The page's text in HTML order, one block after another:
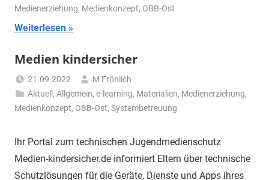
Medienerziehung, Medienkonzept, OBB-Ost
Weiterlesen
Medien kindersicher
21.09.2022
M Fröhlich
Aktuell ,Allgemein,e-learning, Materialien, Medienerziehung,
Medienkonzept, OBB-Ost, Systembetreuung
Ihr Portal zum technischen Jugendmedienschutz
Medien-kindersicher.de informiert Eltern über technische
Schutzlösungen für die Geräte, Dienste und Apps ihres